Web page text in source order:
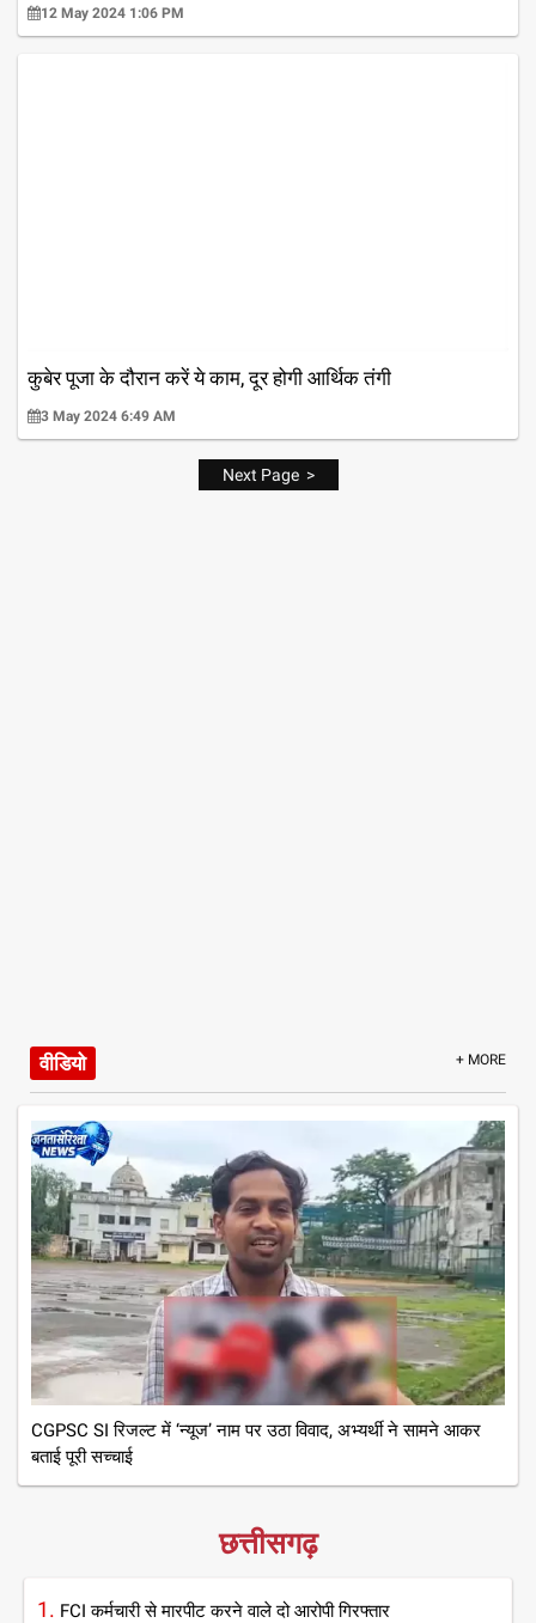
12 May 2024 1:06 PM
कुबेर पूजा के दौरान करें ये काम, दूर होगी आर्थिक तंगी
3 May 2024 6:49 AM
Next Page >
वीडियो + MORE
CGPSC SI रिजल्ट में ‘न्यूज’ नाम पर उठा विवाद, अभ्यर्थी ने सामने आकर
बताई पूरी सच्चाई
छत्तीसगढ़
1. FCI कर्मचारी से मारपीट करने वाले दो आरोपी गिरफ्तार